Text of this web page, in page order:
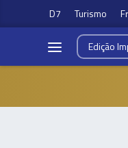
D7 Turismo
Edição